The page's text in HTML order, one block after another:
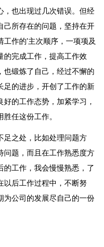
，也出现过几次错误。但经
己所存在的问题，坚持在开
工作的'主次顺序，一项项及
的完成工作，提高工作效
也锻炼了自己，经过不懈的
足的进步，开创了工作的新
的工作态势，加紧学习，
任这份工作。
足之处，比如处理问题方
问题，而且在工作熟悉度方
工作，我会慢慢熟悉，了
以后工作过程中，不断努
为公司的发展尽自己的一份